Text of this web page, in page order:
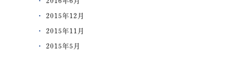
2015年12月
2015年11月
2015年5月